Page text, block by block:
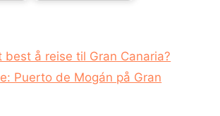
best å reise til Gran Canaria?
Puerto de Mogán på Gran